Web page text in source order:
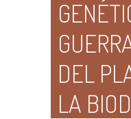
DEL
LA